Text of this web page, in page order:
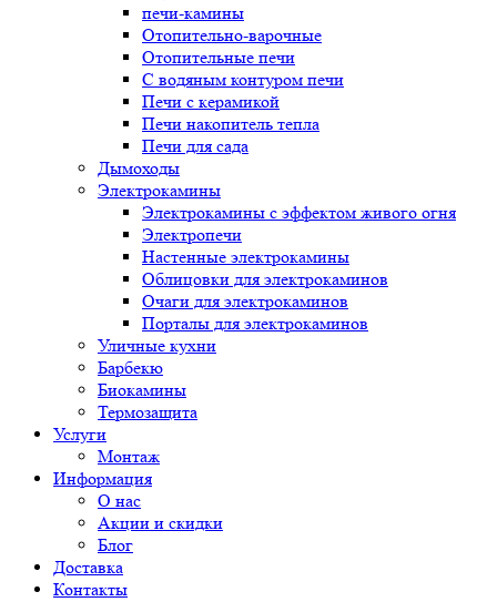
печи-камины
Отопительно-варочные
Отопительные печи
С водяным контуром печи
Печи с керамикой
Печи накопитель тепла
Печи для сада
Дымоходы
Электрокамины
Электрокамины с эффектом живого огня
Электропечи
Настенные электрокамины
Облицовки для электрокаминов
Очаги для электрокаминов
Порталы для электрокаминов
Уличные кухни
Барбекю
Биокамины
Термозащита
Услуги
Монтаж
Информация
О нас
Акции и скидки
Блог
Доставка
Контакты